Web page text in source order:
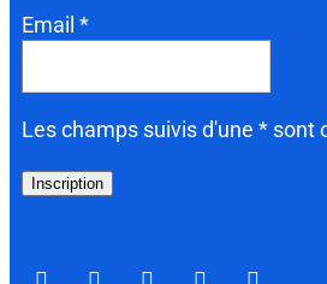
Email *
Les champs suivis d'une * sont